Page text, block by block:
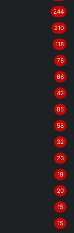
244
210
118
78
66
42
85
58
32
23
19
20
15
15